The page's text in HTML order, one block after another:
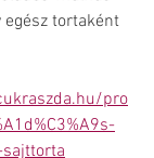
egész tortaként
pro
sajttorta